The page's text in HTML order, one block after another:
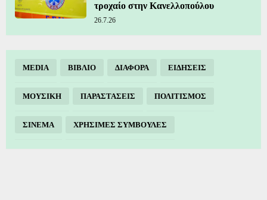
τροχαίο στην Κανελλοπούλου
26.7.26
MEDIA ΒΙΒΛΙΟ ΔΙΑΦΟΡΑ ΕΙΔΗΣΕΙΣ
ΜΟΥΣΙΚΗ ΠΑΡΑΣΤΑΣΕΙΣ ΠΟΛΙΤΙΣΜΟΣ
ΣΙΝΕΜΑ ΧΡΗΣΙΜΕΣ ΣΥΜΒΟΥΛΕΣ